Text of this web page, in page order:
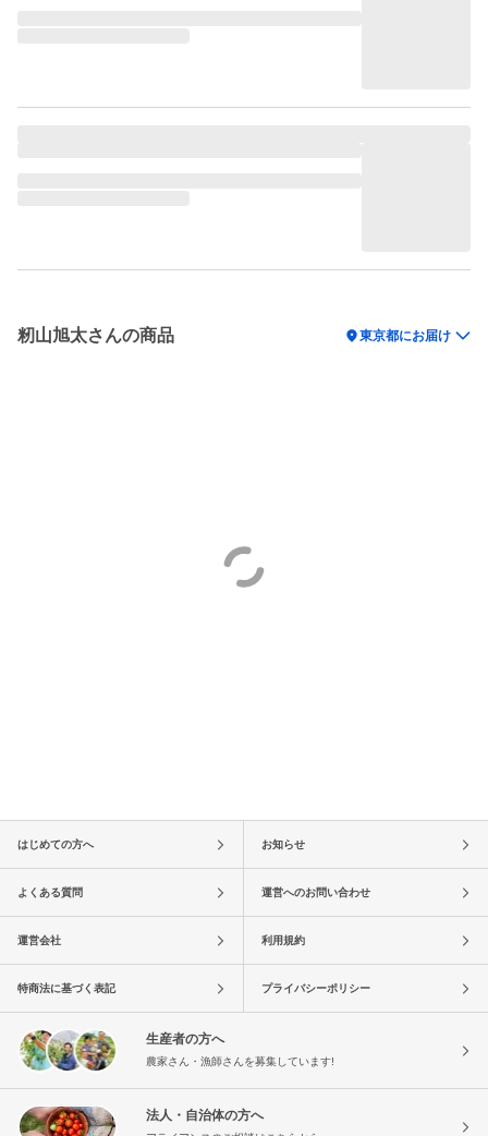
籾山旭太さんの商品 location_on東京都にお届け
はじめての方へ お知らせ
よくある質問 運営へのお問い合わせ
運営会社 利用規約
特商法に基づく表記 プライバシーポリシー
生産者の方へ
農家さん・漁師さんを募集しています!
法人・自治体の方へ